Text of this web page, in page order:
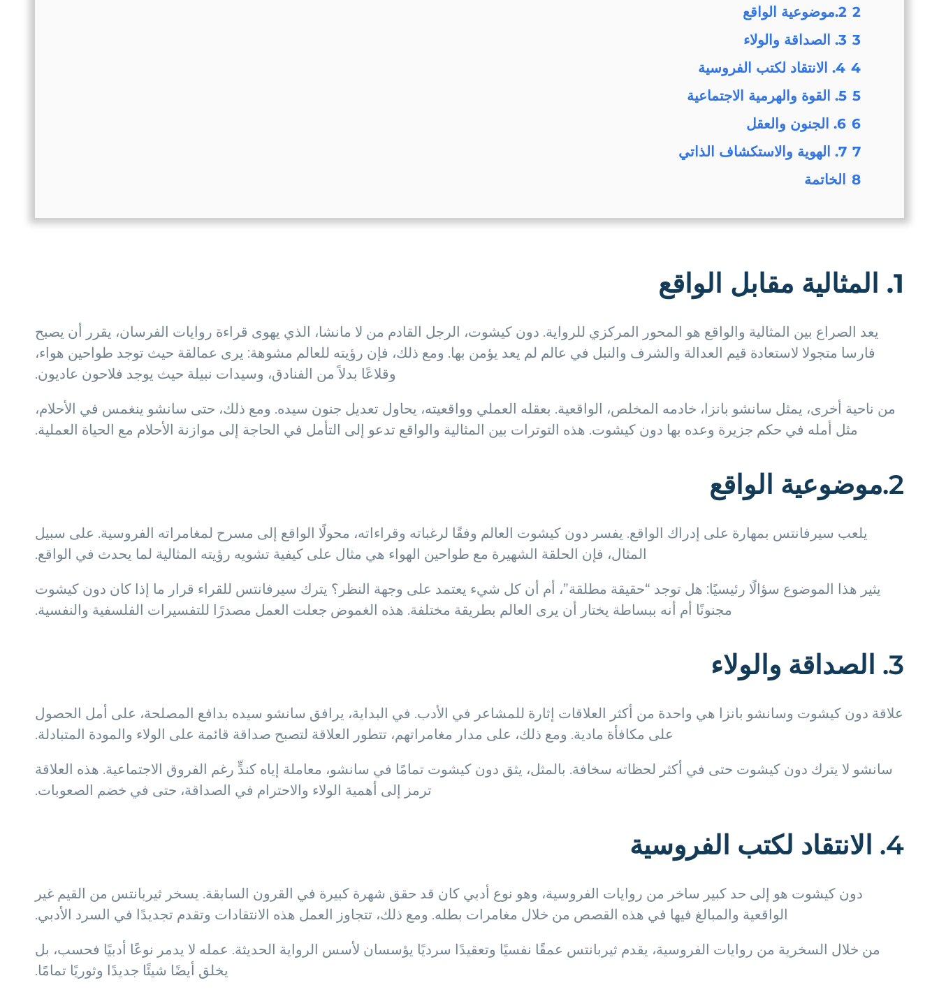
2 2.موضوعية الواقع
3 3. الصداقة والولاء
4 4. الانتقاد لكتب الفروسية
5 5. القوة والهرمية الاجتماعية
6 6. الجنون والعقل
7 7. الهوية والاستكشاف الذاتي
8
الخاتمة
1. المثالية مقابل الواقع
يعد الصراع بين المثالية والواقع هو المحور المركزي للرواية. دون كيشوت، الرجل القادم من لا مانشا، الذي يهوى قراءة روايات الفرسان، يقرر أن يصبح
فارسا متجولا لاستعادة قيم العدالة والشرف والنبل في عالم لم يعد يؤمن بها. ومع ذلك، فإن رؤيته للعالم مشوهة: يرى عمالقة حيث توجد طواحين هواء،
وقلاعًا بدلاً من الفنادق، وسيدات نبيلة حيث يوجد فلاحون عاديون.
من ناحية أخرى، يمثل سانشو بانزا، خادمه المخلص، الواقعية. بعقله العملي وواقعيته، يحاول تعديل جنون سيده. ومع ذلك، حتى سانشو ينغمس في الأحلام،
مثل أمله في حكم جزيرة وعده بها دون كيشوت. هذه التوترات بين المثالية والواقع تدعو إلى التأمل في الحاجة إلى موازنة الأحلام مع الحياة العملية.
2.موضوعية الواقع
يلعب سيرفانتس بمهارة على إدراك الواقع. يفسر دون كيشوت العالم وفقًا لرغباته وقراءاته، محولًا الواقع إلى مسرح لمغامراته الفروسية. على سبيل
المثال، فإن الحلقة الشهيرة مع طواحين الهواء هي مثال على كيفية تشويه رؤيته المثالية لما يحدث في الواقع.
يثير هذا الموضوع سؤالًا رئيسيًا: هل توجد “حقيقة مطلقة”، أم أن كل شيء يعتمد على وجهة النظر؟ يترك سيرفانتس للقراء قرار ما إذا كان دون كيشوت
مجنونًا أم أنه ببساطة يختار أن يرى العالم بطريقة مختلفة. هذه الغموض جعلت العمل مصدرًا للتفسيرات الفلسفية والنفسية.
3. الصداقة والولاء
علاقة دون كيشوت وسانشو بانزا هي واحدة من أكثر العلاقات إثارة للمشاعر في الأدب. في البداية، يرافق سانشو سيده بدافع المصلحة، على أمل الحصول
على مكافأة مادية. ومع ذلك، على مدار مغامراتهم، تتطور العلاقة لتصبح صداقة قائمة على الولاء والمودة المتبادلة.
سانشو لا يترك دون كيشوت حتى في أكثر لحظاته سخافة. بالمثل، يثق دون كيشوت تمامًا في سانشو، معاملة إياه كندٍّ رغم الفروق الاجتماعية. هذه العلاقة
ترمز إلى أهمية الولاء والاحترام في الصداقة، حتى في خضم الصعوبات.
4. الانتقاد لكتب الفروسية
دون كيشوت هو إلى حد كبير ساخر من روايات الفروسية، وهو نوع أدبي كان قد حقق شهرة كبيرة في القرون السابقة. يسخر ثيربانتس من القيم غير
الواقعية والمبالغ فيها في هذه القصص من خلال مغامرات بطله. ومع ذلك، تتجاوز العمل هذه الانتقادات وتقدم تجديدًا في السرد الأدبي.
من خلال السخرية من روايات الفروسية، يقدم ثيربانتس عمقًا نفسيًا وتعقيدًا سرديًا يؤسسان لأسس الرواية الحديثة. عمله لا يدمر نوعًا أدبيًا فحسب، بل
يخلق أيضًا شيئًا جديدًا وثوريًا تمامًا.